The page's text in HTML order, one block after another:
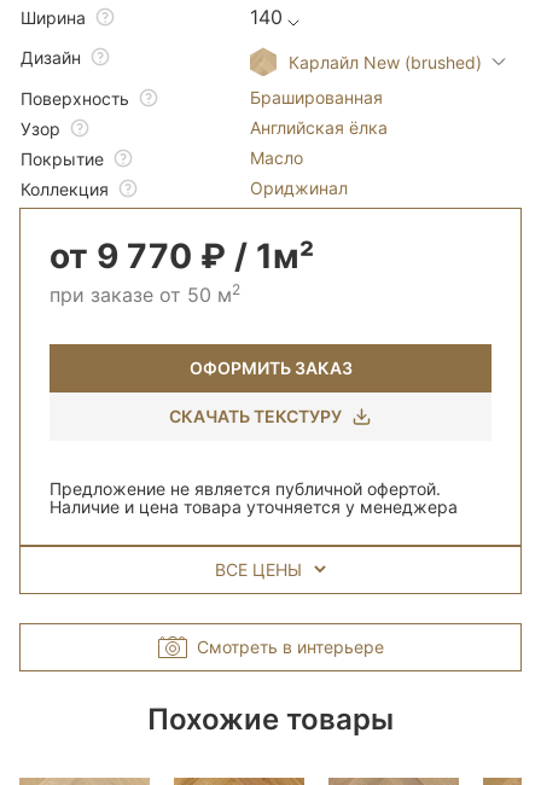
Ширина 140
Дизайн
Карлайл New (brushed)
Поверхность
Брашированная
Узор
Английская ёлка
Покрытие
Масло
Коллекция
Ориджинал
от 9 770 ₽ / 1м²
при заказе от 50 м2
ОФОРМИТЬ ЗАКАЗ
СКАЧАТЬ ТЕКСТУРУ
Предложение не является публичной офертой.
Наличие и цена товара уточняется у менеджера
ВСЕ ЦЕНЫ
Смотреть в интерьере
Похожие товары